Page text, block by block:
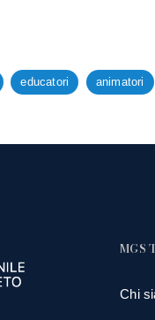
educatori animatori
MGS
Chi